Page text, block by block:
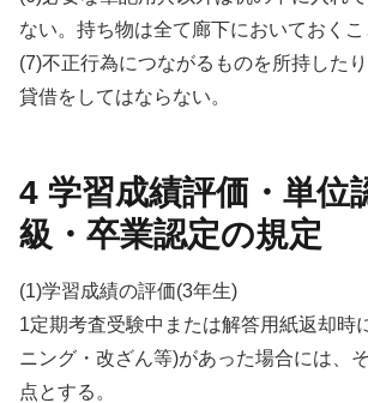
ない。持ち物は全て廊下においておくこ
(7)不正行為につながるものを所持した
貸借をしてはならない。
4 学習成績評価・単位
級・卒業認定の規定
(1)学習成績の評価(3年生)
1定期考査受験中または解答用紙返却時
ニング・改ざん等)があった場合には、
点とする。